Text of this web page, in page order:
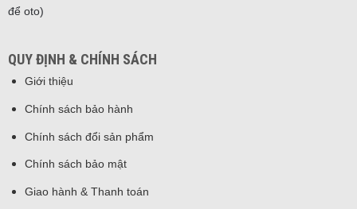
để oto)
QUY ĐỊNH & CHÍNH SÁCH
Giới thiệu
Chính sách bảo hành
Chính sách đổi sản phẩm
Chính sách bảo mật
Giao hành & Thanh toán